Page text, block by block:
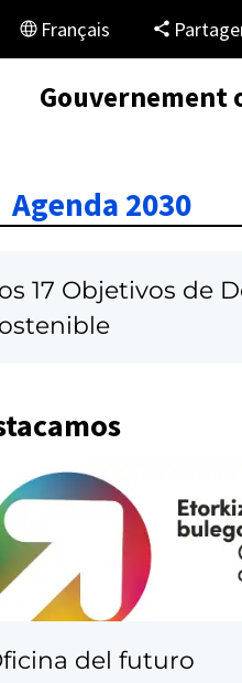
Français
Gouvernement
Agenda 2030
17 Objetivos de
del futuro